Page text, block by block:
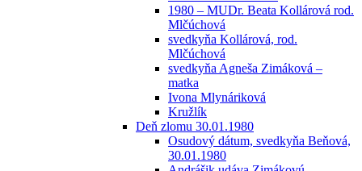
1980 – MUDr. Beata Kollárová rod.
Mlčúchová
svedkyňa Kollárová, rod.
Mlčúchová
svedkyňa Agneša Zimáková –
matka
Ivona Mlynáriková
Kružlík
Deň zlomu 30.01.1980
Osudový dátum, svedkyňa Beňová,
30.01.1980